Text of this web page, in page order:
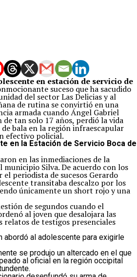
en estación de servicio de
suceso que ha sacudido
del sector Las Delicias y al
de rutina se convirtió en una
armada cuando Ángel Gabriel
tan solo 17 años, perdió la vida
bala en la región infraescapular
efectivo policial.
en la Estación de Servicio Boca de
en las inmediaciones de la
municipio Silva. De acuerdo con los
periodista de sucesos Gerardo
transitaba descalzo por los
únicamente un short rojo y una
de segundos cuando el
al joven que desalojara las
relatos de testigos presenciales
abordó al adolescente para exigirle
se produjo un altercado en el que
al oficial en la región occipital